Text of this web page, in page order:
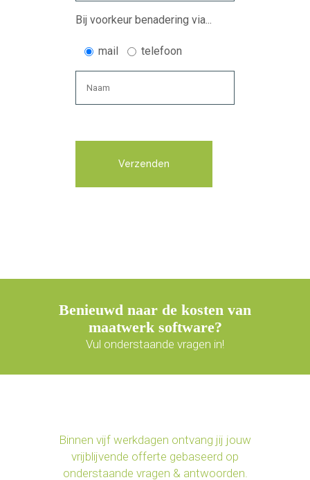
Bij voorkeur benadering via...
mail telefoon
Benieuwd naar de kosten van
maatwerk software?
Vul onderstaande vragen in!
Binnen vijf werkdagen ontvang jij jouw
vrijblijvende offerte gebaseerd op
onderstaande vragen & antwoorden.